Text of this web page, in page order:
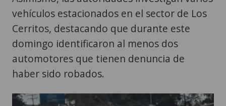
vehículos estacionados en el sector de Los
Cerritos, destacando que durante este
domingo identificaron al menos dos
automotores que tienen denuncia de
haber sido robados.